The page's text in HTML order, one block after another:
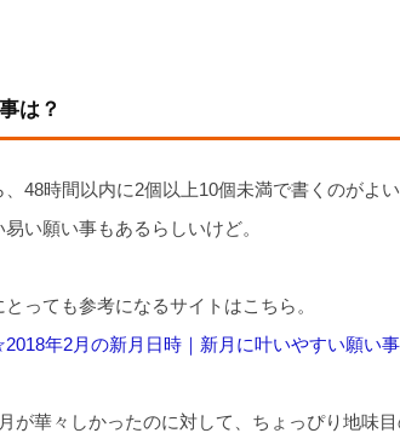
は？
48時間以内に2個以上10個未満で書くのがよい
い願い事もあるらしいけど。
っても参考になるサイトはこちら。
年2月の新月日時｜新月に叶いやすい願い
が華々しかったのに対して、ちょっぴり地味目